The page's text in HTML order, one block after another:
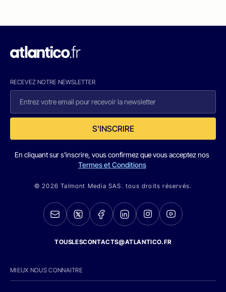
RECEVEZ NOTRE NEWSLETTER
S'INSCRIRE
En cliquant sur s'inscrire, vous confirmez que vous acceptez nos
Termes et Conditions
© 2026 Talmont Media SAS. tous droits réservés.
TOUSLESCONTACTS@ATLANTICO.FR
MIEUX NOUS CONNAITRE